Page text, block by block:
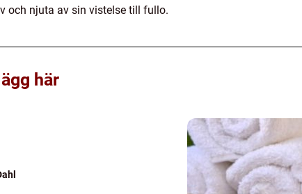
och njuta av sin vistelse till fullo.
här